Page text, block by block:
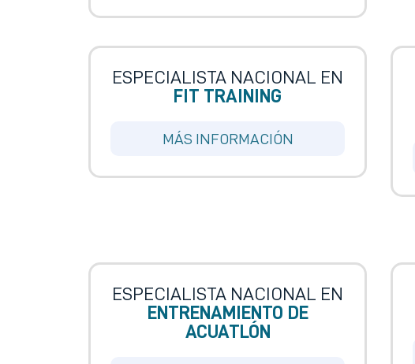
ESPECIALISTA NACIONAL EN
FIT TRAINING
MÁS INFORMACIÓN
ESPECIALISTA NACIONAL EN
ENTRENAMIENTO DE
ACUATLÓN